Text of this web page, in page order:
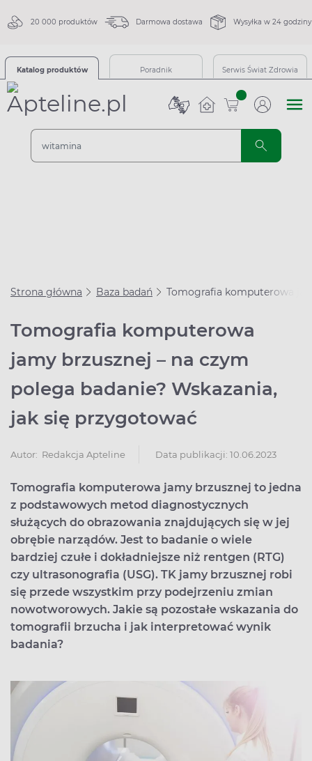
20 000 produktów Darmowa dostawa Wysyłka w 24 godziny
Katalog produktów Poradnik Serwis Świat Zdrowia
sztuk
Strona główna Baza badań Tomografia komputerowa
Tomografia komputerowa
jamy brzusznej – na czym
polega badanie? Wskazania,
jak się przygotować
Autor: Redakcja Apteline Data publikacji: 10.06.2023
Tomografia komputerowa jamy brzusznej to jedna
z podstawowych metod diagnostycznych
służących do obrazowania znajdujących się w jej
obrębie narządów. Jest to badanie o wiele
bardziej czułe i dokładniejsze niż rentgen (RTG)
czy ultrasonografia (USG). TK jamy brzusznej robi
się przede wszystkim przy podejrzeniu zmian
nowotworowych. Jakie są pozostałe wskazania do
tomografii brzucha i jak interpretować wynik
badania?